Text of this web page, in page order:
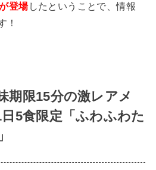
登場したということで、情報
！
期限15分の激レアメ
5食限定「ふわふわた